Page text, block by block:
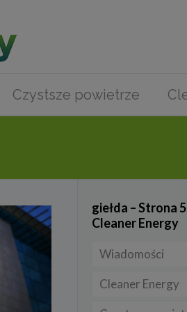
Czystsze powietrze
giełda – Strona
Cleaner Energy
Wiadomości
Firmy
Cleaner Energy